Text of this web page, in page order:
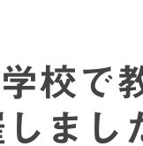
校で
まし